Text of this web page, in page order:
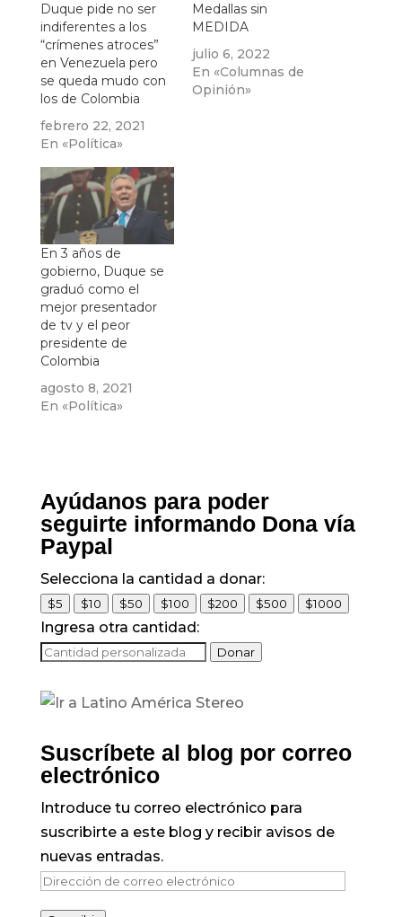
Duque pide no ser
indiferentes a los
“crímenes atroces”
en Venezuela pero
se queda mudo con
los de Colombia
febrero 22, 2021
En «Política»
Medallas sin
MEDIDA
julio 6, 2022
En «Columnas de
Opinión»
En 3 años de
gobierno, Duque se
graduó como el
mejor presentador
de tv y el peor
presidente de
Colombia
agosto 8, 2021
En «Política»
Ayúdanos para poder
seguirte informando Dona vía
Paypal
Selecciona la cantidad a donar:
$5 $10 $50 $100 $200 $500 $1000
Ingresa otra cantidad:
Donar
Suscríbete al blog por correo
electrónico
Introduce tu correo electrónico para
suscribirte a este blog y recibir avisos de
nuevas entradas.
Dirección